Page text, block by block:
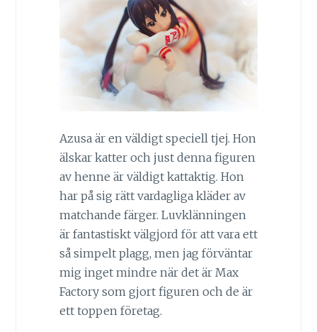
Azusa är en väldigt speciell tjej. Hon
älskar katter och just denna figuren
av henne är väldigt kattaktig. Hon
har på sig rätt vardagliga kläder av
matchande färger. Luvklänningen
är fantastiskt välgjord för att vara ett
så simpelt plagg, men jag förväntar
mig inget mindre när det är Max
Factory som gjort figuren och de är
ett toppen företag.